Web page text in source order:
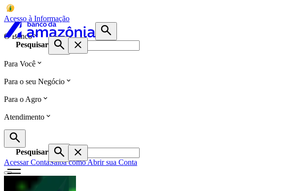
Acesso à Informação
O Banco
Pesquisar
Para Você
Para o seu Negócio
Para o Agro
Atendimento
Pesquisar
Acessar ContaSaiba como Abrir sua Conta